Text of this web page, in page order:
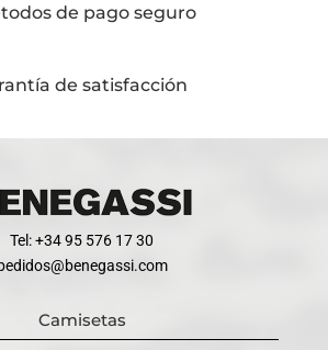
de pago seguro
de satisfacción
Tel: +34 95 576 17 30
Camisetas